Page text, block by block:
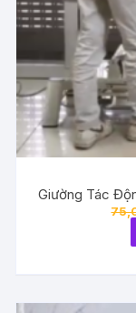
Giường Tác